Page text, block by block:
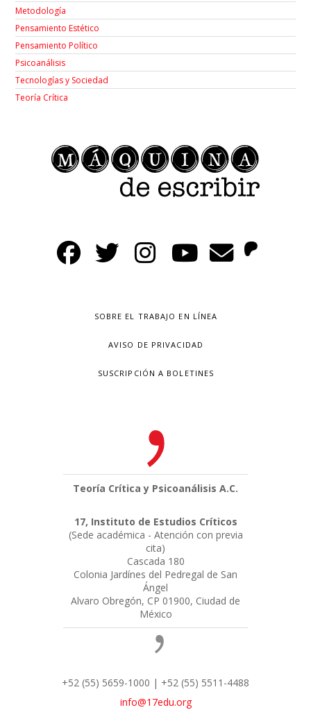
Metodología
Pensamiento Estético
Pensamiento Político
Psicoanálisis
Tecnologías y Sociedad
Teoría Crítica
SOBRE EL TRABAJO EN LÍNEA
AVISO DE PRIVACIDAD
SUSCRIPCIÓN A BOLETINES
Teoría Crítica y Psicoanálisis A.C.
17, Instituto de Estudios Críticos
(Sede académica - Atención con previa
cita)
Cascada 180
Colonia Jardínes del Pedregal de San
Ángel
Alvaro Obregón, CP 01900, Ciudad de
México
+52 (55) 5659-1000 | +52 (55) 5511-4488
info@17edu.org